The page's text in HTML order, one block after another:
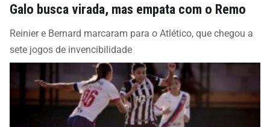
Galo busca virada, mas empata com o Remo
Reinier e Bernard marcaram para o Atlético, que chegou a
sete jogos de invencibilidade